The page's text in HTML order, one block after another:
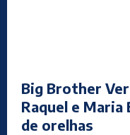
Big Brother
Raquel e
de orelhas